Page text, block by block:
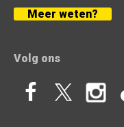
Meer weten?
Volg ons